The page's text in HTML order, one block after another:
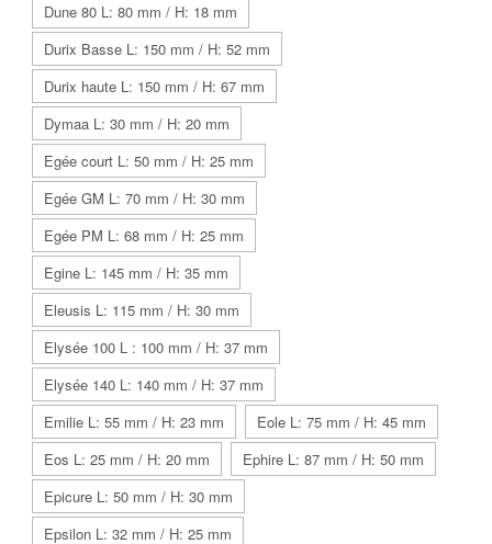
Dune 80 L: 80 mm / H: 18 mm
Durix Basse L: 150 mm / H: 52 mm
Durix haute L: 150 mm / H: 67 mm
Dymaa L: 30 mm / H: 20 mm
Egée court L: 50 mm / H: 25 mm
Egée GM L: 70 mm / H: 30 mm
Egée PM L: 68 mm / H: 25 mm
Egine L: 145 mm / H: 35 mm
Eleusis L: 115 mm / H: 30 mm
Elysée 100 L : 100 mm / H: 37 mm
Elysée 140 L: 140 mm / H: 37 mm
Emilie L: 55 mm / H: 23 mm
Eole L: 75 mm / H: 45 mm
Eos L: 25 mm / H: 20 mm
Ephire L: 87 mm / H: 50 mm
Epicure L: 50 mm / H: 30 mm
Epsilon L: 32 mm / H: 25 mm